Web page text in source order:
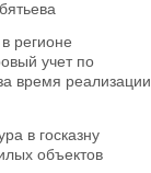
регионе
учет по
время реализации
в госказну
объектов